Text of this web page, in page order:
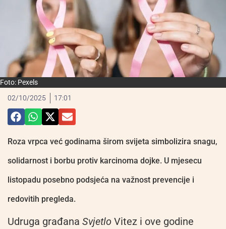
Foto: Pexels
02/10/2025
17:01
Roza vrpca već godinama širom svijeta simbolizira snagu,
solidarnost i borbu protiv karcinoma dojke. U mjesecu
listopadu posebno podsjeća na važnost prevencije i
redovitih pregleda.
Udruga građana Svjetlo Vitez i ove godine